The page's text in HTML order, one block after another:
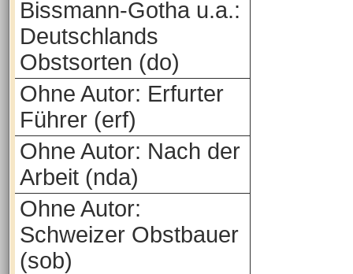
Bissmann-Gotha u.a.:
Deutschlands
Obstsorten (do)
Ohne Autor: Erfurter
Führer (erf)
Ohne Autor: Nach der
Arbeit (nda)
Ohne Autor:
Schweizer Obstbauer
(sob)